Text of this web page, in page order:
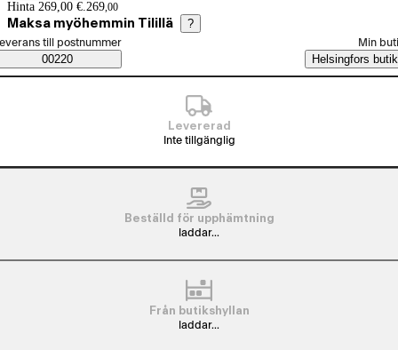
Prisinformation
Hinta 269,00 €. 269,00
Maksa myöhemmin Tilillä ?
Saatavuustiedot
beställningssätt
till postnummer
00220
Min
Helsingfors butik
Levererad
Inte tillgänglig
Beställd för upphämtning
laddar...
Från butikshyllan
laddar...